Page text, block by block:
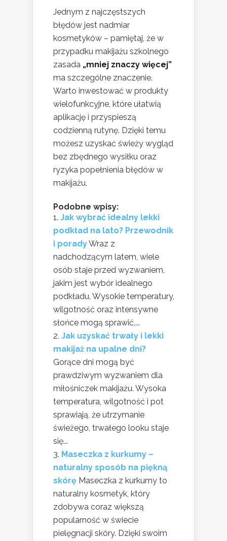
Jednym z najczęstszych
błędów jest nadmiar
kosmetyków – pamiętaj, że w
przypadku makijażu szkolnego
zasada „mniej znaczy więcej”
ma szczególne znaczenie.
Warto inwestować w produkty
wielofunkcyjne, które ułatwią
aplikację i przyspieszą
codzienną rutynę. Dzięki temu
możesz uzyskać świeży wygląd
bez zbędnego wysiłku oraz
ryzyka popełnienia błędów w
makijażu.
Podobne wpisy:
Jak wybrać idealny lekki
podkład na lato? Przewodnik
i poradyWraz z
nadchodzącym latem, wiele
osób staje przed wyzwaniem,
jakim jest wybór idealnego
podkładu. Wysokie temperatury,
wilgotność oraz intensywne
słońce mogą sprawić,...
Jak uzyskać trwały i lekki
makijaż na upalne dni?
Gorące dni mogą być
prawdziwym wyzwaniem dla
miłośniczek makijażu. Wysoka
temperatura, wilgotność i pot
sprawiają, że utrzymanie
świeżego, trwałego looku staje
się...
Maseczka z kurkumy –
naturalny sposób na piękną
skórę Maseczka z kurkumy to
naturalny kosmetyk, który
zdobywa coraz większą
popularność w świecie
pielęgnacji skóry. Dzięki swoim